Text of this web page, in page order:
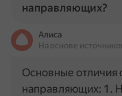
направляющих?
Алиса
На основе
Основные отличия
направляющих: 1.